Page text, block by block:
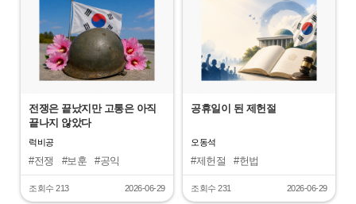
전쟁은 끝났지만 고통은 아직
끝나지 않았다
럭비공
#전쟁 #보훈 #공익
조회수 213 2026-06-29
공휴일이 된 제헌절
오동석
#제헌절 #헌법
조회수 231 2026-06-29